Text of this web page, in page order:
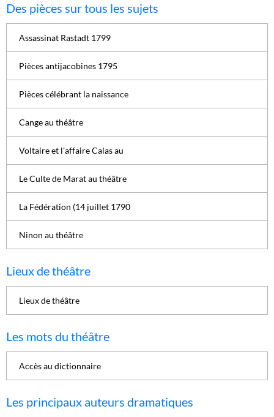
Des pièces sur tous les sujets
Assassinat Rastadt 1799
Pièces antijacobines 1795
Pièces célébrant la naissance
Cange au théâtre
Voltaire et l'affaire Calas au
Le Culte de Marat au théâtre
La Fédération (14 juillet 1790
Ninon au théâtre
Lieux de théâtre
Lieux de théâtre
Les mots du théâtre
Accès au dictionnaire
Les principaux auteurs dramatiques